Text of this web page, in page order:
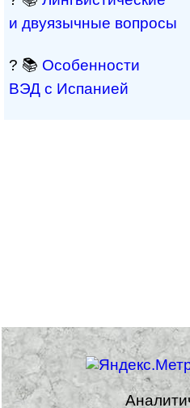
и двуязычные вопросы
? 📚 Особенности
ВЭД с Испанией